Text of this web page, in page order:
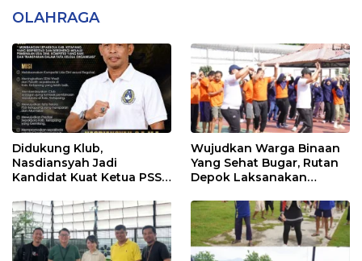
OLAHRAGA
Didukung Klub,
Nasdiansyah Jadi
Kandidat Kuat Ketua PSSI
Wujudkan Warga Binaan
Yang Sehat Bugar, Rutan
Depok Laksanakan